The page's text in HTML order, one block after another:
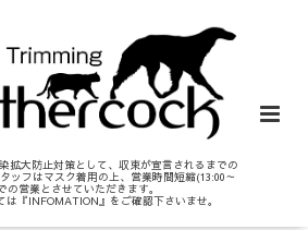
拡大防止対策として、収束が宣言されるまでの
ッフはマスク着用の上、営業時間短縮(13:00～
の営業とさせていただきます。
『INFOMATION』をご確認下さいませ。